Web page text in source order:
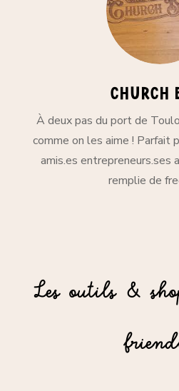
Church
À deux pas du port de
comme on les aime ! Parfait
amis.es entrepreneurs.ses
remplie de
Les outils &